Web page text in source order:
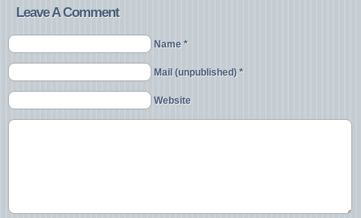
Leave A Comment
Name *
Mail (unpublished) *
Website